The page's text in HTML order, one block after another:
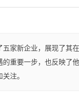
五家新企业，展现了其
的重要一步，也反映了
注。